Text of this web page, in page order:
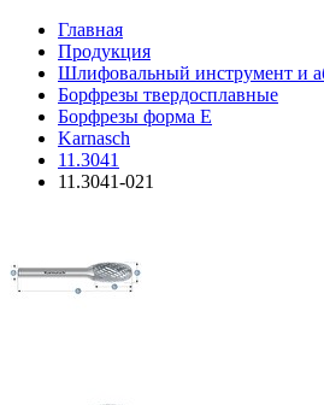
Главная
Продукция
Шлифовальный инструмент и
Борфрезы твердосплавные
Борфрезы форма E
Karnasch
11.3041
11.3041-021